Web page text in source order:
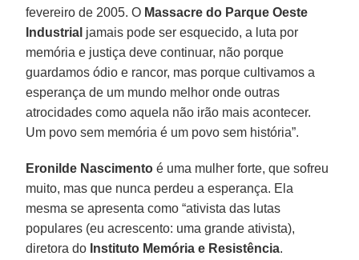
fevereiro de 2005. O Massacre do Parque Oeste
Industrial jamais pode ser esquecido, a luta por
memória e justiça deve continuar, não porque
guardamos ódio e rancor, mas porque cultivamos a
esperança de um mundo melhor onde outras
atrocidades como aquela não irão mais acontecer.
Um povo sem memória é um povo sem história”.
Eronilde Nascimento é uma mulher forte, que sofreu
muito, mas que nunca perdeu a esperança. Ela
mesma se apresenta como “ativista das lutas
populares (eu acrescento: uma grande ativista),
diretora do Instituto Memória e Resistência.